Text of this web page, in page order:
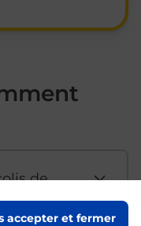
accepter et fermer
de